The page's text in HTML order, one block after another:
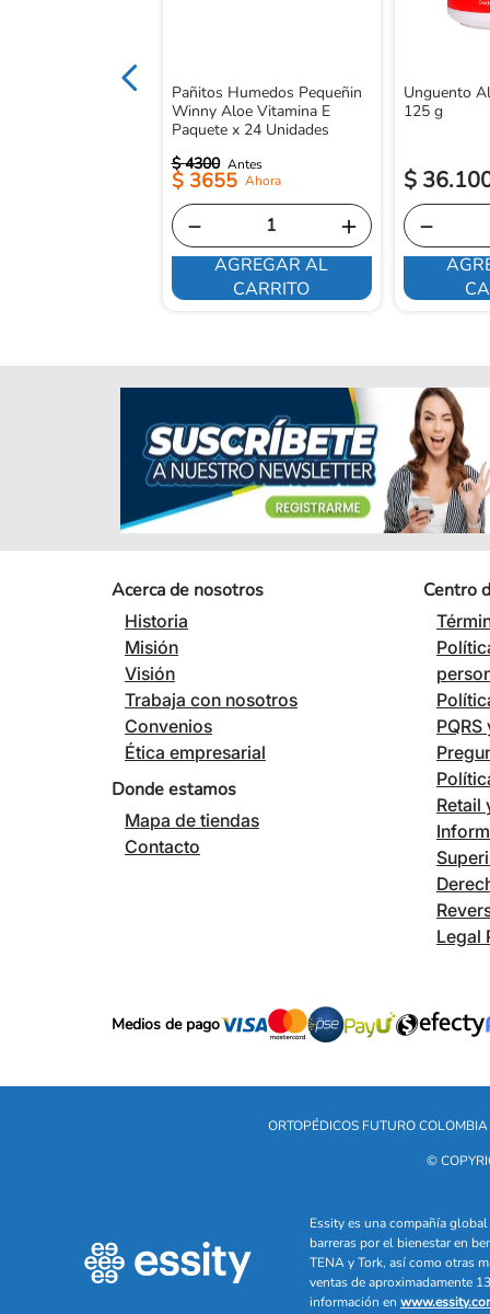
Pañitos Humedos Pequeñin
Winny Aloe Vitamina E
Paquete x 24 Unidades
$ 4300
$ 3655
＋
－
AGREGAR AL
CARRITO
Unguento
125 g
$ 36.
－
Acerca de nosotros
Historia
Misión
Visión
Trabaja con nosotros
Convenios
Ética empresarial
Donde estamos
Mapa de tiendas
Contacto
Centro
Retail
Legal
Medios de pago
ORTOPÉDICOS FUTURO
©
Essity es una compañía
barreras por el bienestar en
TENA y Tork, así como otras
ventas de aproximadamente
información en